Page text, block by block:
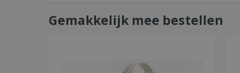
Gemakkelijk mee bestellen